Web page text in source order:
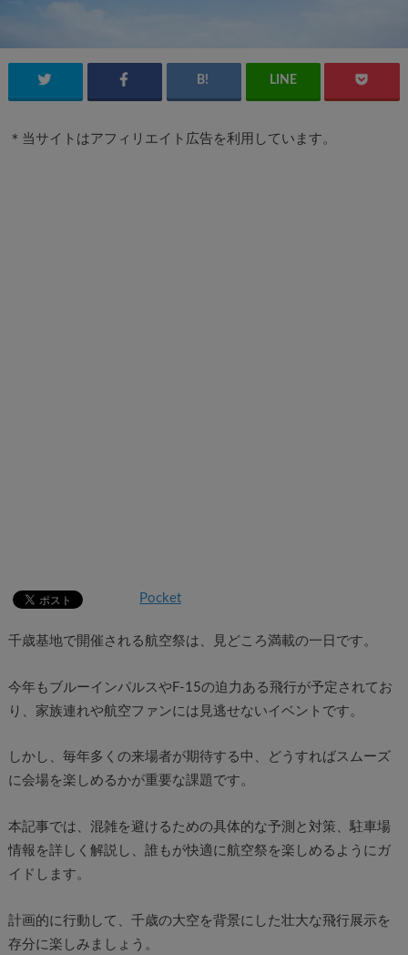
＊当サイトはアフィリエイト広告を利用しています。
Pocket
千歳基地で開催される航空祭は、見どころ満載の一日です。
今年もブルーインパルスやF-15の迫力ある飛行が予定されてお
り、家族連れや航空ファンには見逃せないイベントです。
しかし、毎年多くの来場者が期待する中、どうすればスムーズ
に会場を楽しめるかが重要な課題です。
本記事では、混雑を避けるための具体的な予測と対策、駐車場
情報を詳しく解説し、誰もが快適に航空祭を楽しめるようにガ
イドします。
計画的に行動して、千歳の大空を背景にした壮大な飛行展示を
存分に楽しみましょう。